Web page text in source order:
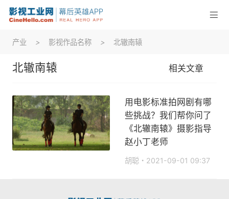
产业 > 影视作品名称 > 北辙南辕
北辙南辕 相关文章
用电影标准拍网剧有哪
些挑战？我们帮你问了
《北辙南辕》摄影指导
赵小丁老师
胡聪 2021-09-01 09:37